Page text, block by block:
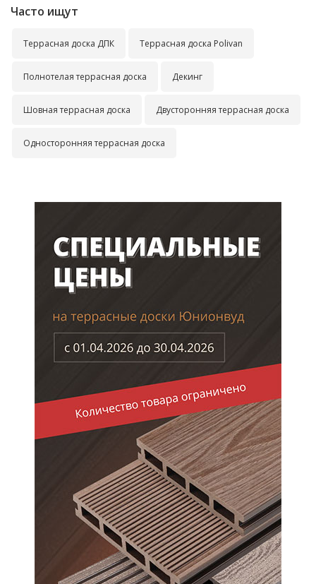
Часто ищут
Террасная доска ДПК Террасная доска Polivan
Полнотелая террасная доска Декинг
Шовная террасная доска Двусторонняя террасная доска
Односторонняя террасная доска